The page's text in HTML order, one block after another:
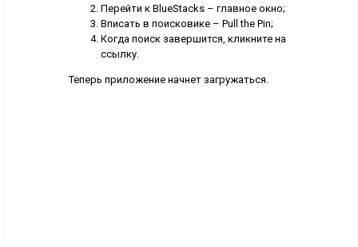
Перейти к BlueStacks – главное окно;
Вписать в поисковике – Pull the Pin;
Когда поиск завершится, кликните на
ссылку.
Теперь приложение начнет загружаться.